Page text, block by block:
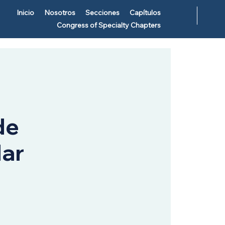
Inicio Nosotros Secciones
Capítulos
Congress of Specialty Chapters